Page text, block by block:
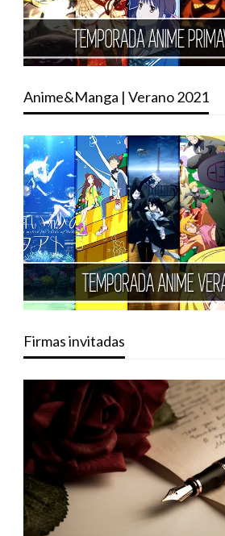
Anime&Manga | Verano 2021
Firmas invitadas